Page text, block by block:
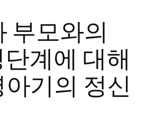
부모와의
계에 대해
기의 정신